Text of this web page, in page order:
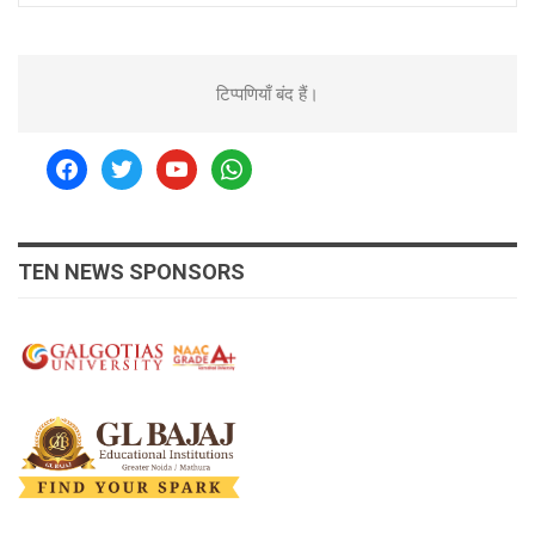
टिप्पणियाँ बंद हैं।
facebooktwitteryoutubewhatsapp
TEN NEWS SPONSORS